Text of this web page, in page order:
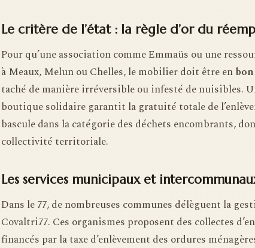
Le critère de l’état : la règle d’or du
Pour qu’une association comme Emmaüs ou une
à Meaux, Melun ou Chelles, le mobilier doit être en
taché de manière irréversible ou infesté de nuisibles.
boutique solidaire garantit la gratuité totale de
bascule dans la catégorie des déchets encombrants,
collectivité territoriale.
Les services municipaux et
Dans le 77, de nombreuses communes délèguent la
Covaltri77. Ces organismes proposent des collectes
financés par la taxe d’enlèvement des ordures